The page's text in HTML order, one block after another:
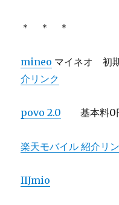
＊ ＊ ＊
mineo マイネオ 初
介リンク
povo 2.0 基本料
楽天モバイル 紹介リ
IIJmio